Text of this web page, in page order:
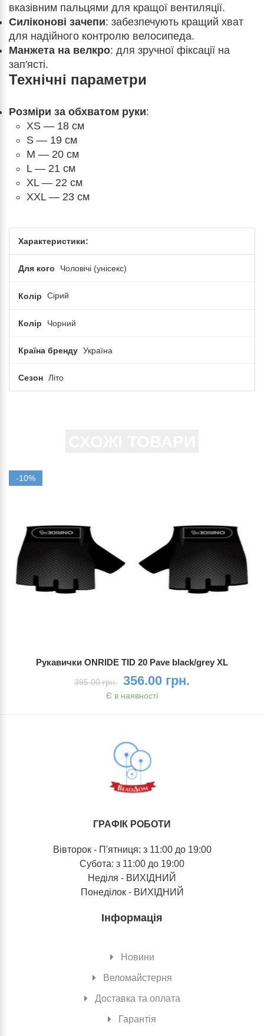
вказівним пальцями для кращої вентиляції.
Силіконові зачепи: забезпечують кращий хват
для надійного контролю велосипеда.
Манжета на велкро: для зручної фіксації на
зап'ясті.
Технічні параметри
Розміри за обхватом руки:
XS — 18 см
S — 19 см
M — 20 см
L — 21 см
XL — 22 см
XXL — 23 см
Характеристики:
Для кого Чоловічі (унісекс)
Колір Сірий
Колір Чорний
Країна бренду Україна
Сезон Літо
-10%
Рукавички ONRIDE TID 20 Pave black/grey XL
395.00 грн. 356.00 грн.
Є в наявності
ГРАФІК РОБОТИ
Вівторок - П'ятниця: з 11:00 до 19:00
Субота: з 11:00 до 19:00
Неділя - ВИХІДНИЙ
Понеділок - ВИХІДНИЙ
Інформація
Новини
Веломайстерня
Доставка та оплата
Гарантія